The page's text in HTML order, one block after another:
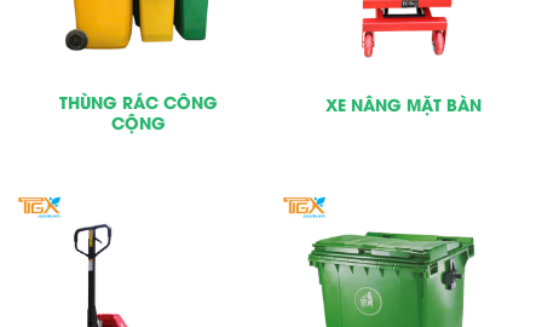
THÙNG RÁC CÔNG
CỘNG
XE NÂNG MẶT BÀN